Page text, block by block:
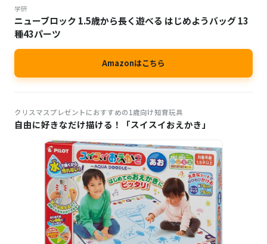
学研
ニューブロック 1.5歳から長く遊べる はじめようバッグ 13
種43パーツ
Amazonはこちら
クリスマスプレゼントにおすすめの1歳向け知育玩具
自由に好きなだけ描ける！「スイスイおえかき」